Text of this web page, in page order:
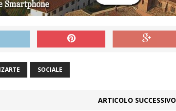
SOCIALE
ARTICOLO SUCCESSIVO